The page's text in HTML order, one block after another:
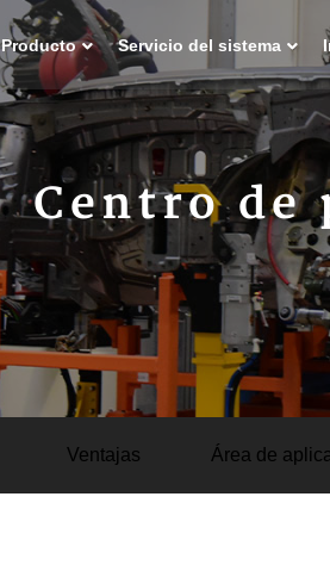
Producto Servicio del sistema
Centro de
Ventajas Área de